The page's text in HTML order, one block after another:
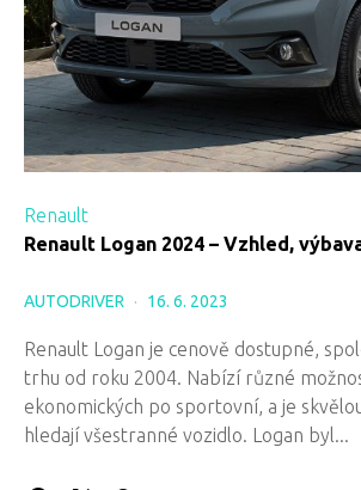
Renault
Renault Logan 2024 – Vzhled,
AUTODRIVER 16. 6. 2023
Renault Logan je cenově dostupné,
trhu od roku 2004. Nabízí různé
ekonomických po sportovní, a je
hledají všestranné vozidlo. Logan byl...